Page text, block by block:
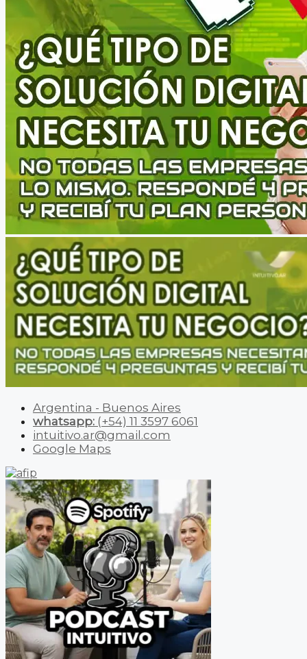
Argentina - Buenos Aires
whatsapp: (+54) 11 3597 6061
intuitivo.ar@gmail.com
Google Maps